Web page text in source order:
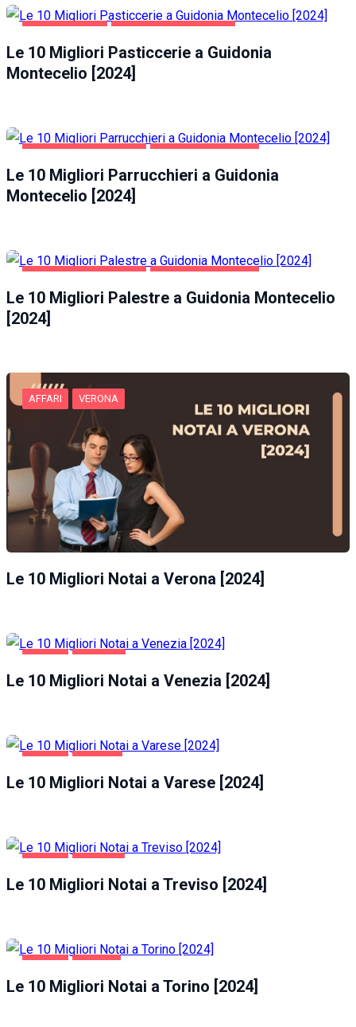
Le 10 Migliori Pasticcerie a Guidonia
Montecelio [2024]
Le 10 Migliori Parrucchieri a Guidonia
Montecelio [2024]
Le 10 Migliori Palestre a Guidonia Montecelio
[2024]
AFFARI VERONA
Le 10 Migliori Notai a Verona [2024]
Le 10 Migliori Notai a Venezia [2024]
Le 10 Migliori Notai a Varese [2024]
Le 10 Migliori Notai a Treviso [2024]
Le 10 Migliori Notai a Torino [2024]